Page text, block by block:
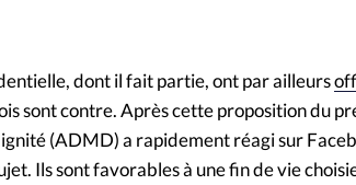
dont il fait partie, ont par ailleurs
sont contre. Après cette proposition du
(ADMD) a rapidement réagi sur
Ils sont favorables à une fin de vie